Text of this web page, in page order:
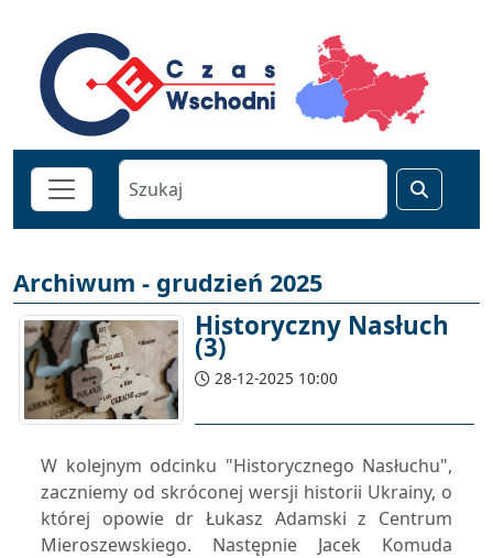
Archiwum - grudzień 2025
Historyczny Nasłuch
(3)
28-12-2025 10:00
W kolejnym odcinku "Historycznego Nasłuchu",
zaczniemy od skróconej wersji historii Ukrainy, o
której opowie dr Łukasz Adamski z Centrum
Mieroszewskiego. Następnie Jacek Komuda